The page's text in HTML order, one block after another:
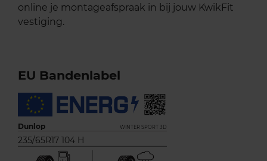
online je montageafspraak in bij jouw KwikFit
vestiging.
EU Bandenlabel
Dunlop WINTER SPORT 3D
235/65R17 104 H